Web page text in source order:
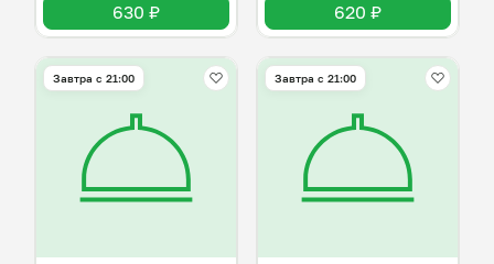
630 ₽ 620 ₽
Завтра c 21:00 Завтра c 21:00